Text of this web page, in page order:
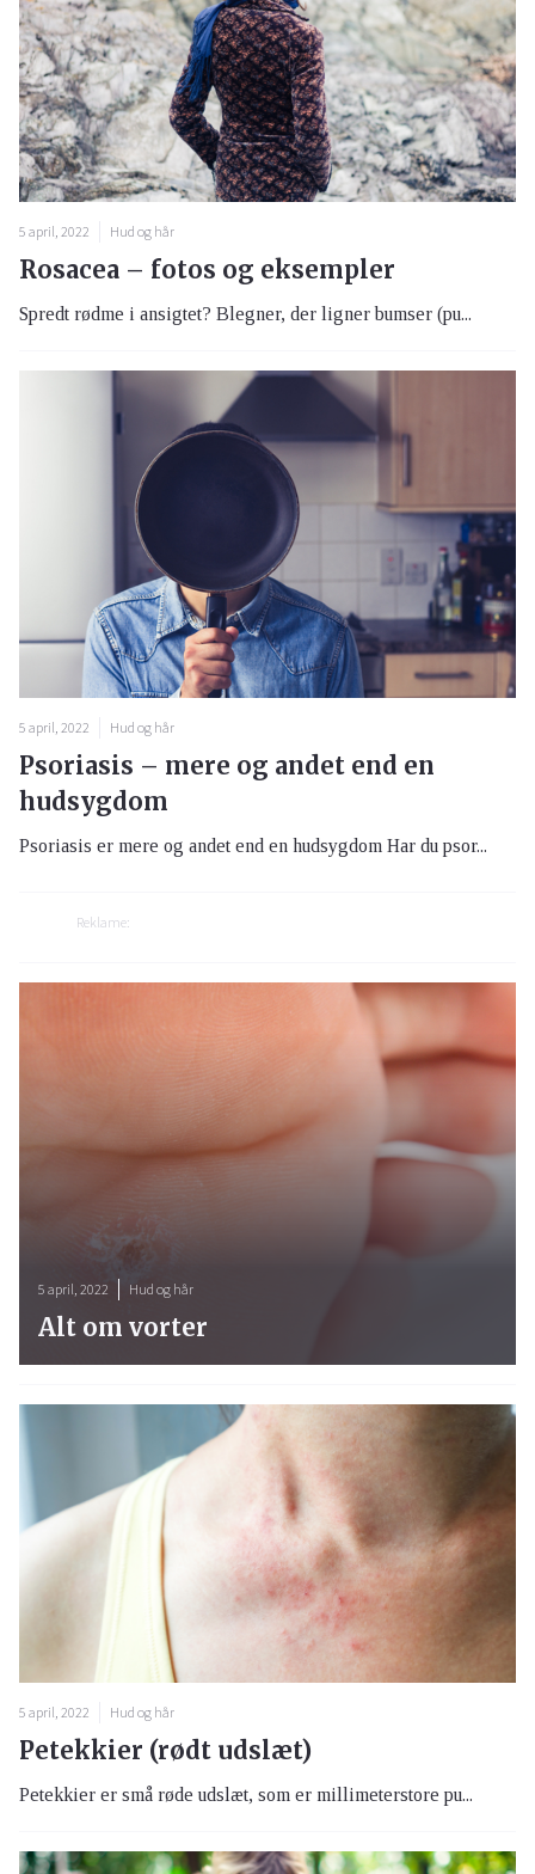
5 april, 2022 Hud og hår
Rosacea – fotos og eksempler
Spredt rødme i ansigtet? Blegner, der ligner bumser (pu...
5 april, 2022 Hud og hår
Psoriasis – mere og andet end en
hudsygdom
Psoriasis er mere og andet end en hudsygdom Har du psor...
Reklame:
5 april, 2022 Hud og hår
Petekkier (rødt udslæt)
Petekkier er små røde udslæt, som er millimeterstore pu...
5 april, 2022 Hud og hår
Alt om vorter